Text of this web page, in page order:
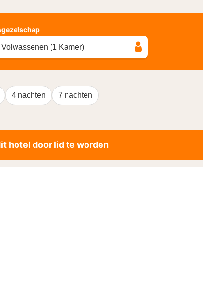
Volwassenen (1 Kamer)
4 nachten 7 nachten
hotel door lid te worden